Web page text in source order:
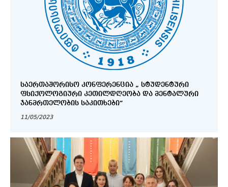
ᲡᲐᲔᲠᲗᲐᲨᲝᲠᲘᲡᲝ ᲙᲝᲜᲤᲔᲠᲔᲜᲪᲘᲐ „ ᲡᲢᲣᲓᲔᲜᲢᲣᲠᲘ
ᲤᲡᲘᲥᲝᲚᲝᲒᲘᲣᲠᲘ ᲙᲔᲗᲘᲚᲓᲦᲔᲝᲑᲐ ᲓᲐ ᲛᲔᲜᲢᲐᲚᲣᲠᲘ
ᲯᲐᲜᲛᲠᲗᲔᲚᲝᲑᲘᲡ ᲡᲐᲙᲘᲗᲮᲔᲑᲘ“
11/05/2023